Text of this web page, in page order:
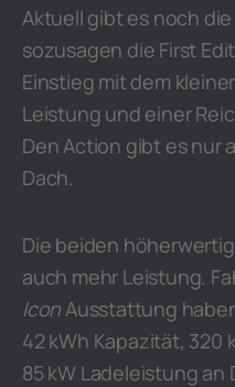
Aktuell gibt es noch die
sozusagen die First
Einstieg mit dem
Leistung und einer
Den Action gibt es nur
Dach.
Die beiden
auch mehr Leistung.
IconAusstattung
42 kWh Kapazität, 320
85 kW Ladeleistung an